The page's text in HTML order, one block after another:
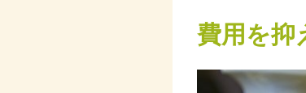
費用を抑